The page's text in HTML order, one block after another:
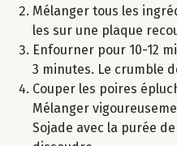
Mélanger tous les
les sur une plaque
Enfourner pour 10-12
3 minutes. Le crumble
Couper les poires
Mélanger
Sojade avec la purée